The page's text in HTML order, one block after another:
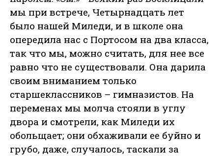
мы при встрече, Четырнадцать лет
было нашей Миледи, и в школе она
опередила нас с Портосом на два класса,
так что мы, можно считать, для нее все
равно что не существовали. Она дарила
своим вниманием только
старшеклассников – гимназистов. На
переменах мы молча стояли в углу
двора и смотрели, как Миледи их
обольщает; они обхаживали ее буйно и
грубо, даже, случалось, таскали за